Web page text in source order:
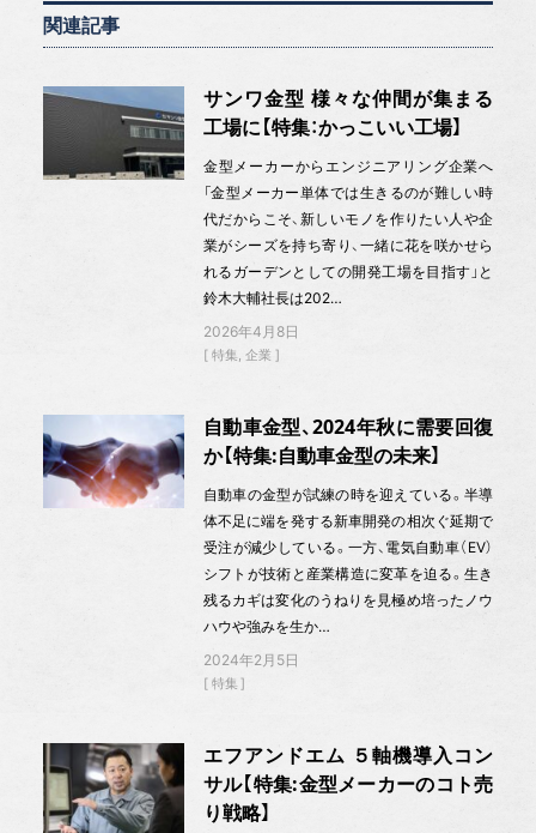
関連記事
サンワ金型 様々な仲間が集まる
工場に【特集：かっこいい工場】
金型メーカーからエンジニアリング企業へ
「金型メーカー単体では生きるのが難しい時
代だからこそ、新しいモノを作りたい人や企
業がシーズを持ち寄り、一緒に花を咲かせら
れるガーデンとしての開発工場を目指す」と
鈴木大輔社長は202…
2026年4月8日
特集 企業
自動車金型、2024年秋に需要回復
か【特集:自動車金型の未来】
自動車の金型が試練の時を迎えている。半導
体不足に端を発する新車開発の相次ぐ延期で
受注が減少している。一方、電気自動車（EV）
シフトが技術と産業構造に変革を迫る。生き
残るカギは変化のうねりを見極め培ったノウ
ハウや強みを生か…
2024年2月5日
特集
エフアンドエム ５軸機導入コン
サル【特集:金型メーカーのコト売
り戦略】